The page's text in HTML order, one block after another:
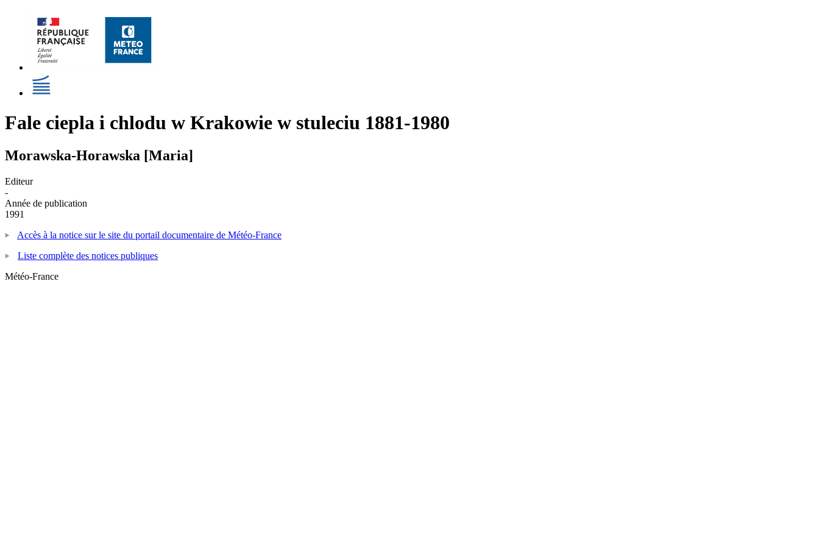
Fale ciepla i chlodu w Krakowie w stuleciu 1881-1980
Morawska-Horawska [Maria]
Editeur
-
Année de publication
1991
Accès à la notice sur le site du portail documentaire de Météo-France
Liste complète des notices publiques
Météo-France